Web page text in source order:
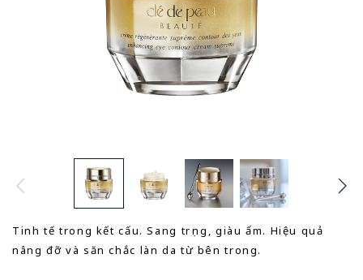
Tinh tế trong kết cấu. Sang trọng, giàu ẩm. Hiệu quả
nâng đỡ và săn chắc làn da từ bên trong.